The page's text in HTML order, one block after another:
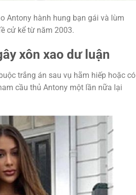
Antony hành hung bạn gái và lùm
cử kể từ năm 2003.
xôn xao dư luận
trắng án sau vụ hãm hiếp hoặc có
cầu thủ Antony một lần nữa lại